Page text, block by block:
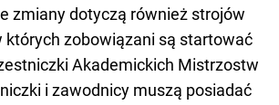
zmiany dotyczą również strojów
których zobowiązani są startować
Akademickich Mistrzostw
i zawodnicy muszą posiadać